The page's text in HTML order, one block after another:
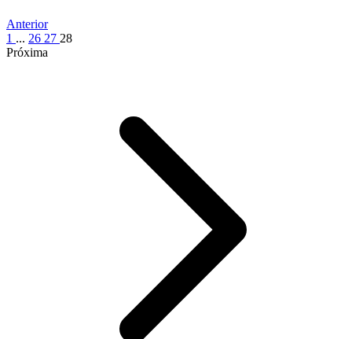
Anterior
1 ... 26 27 28
Próxima